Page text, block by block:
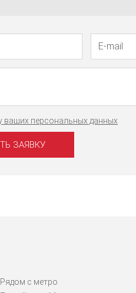
ваших персональных данных
Рядом с метро